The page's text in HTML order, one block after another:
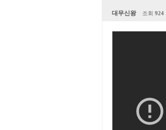
대무신왕 조회 924